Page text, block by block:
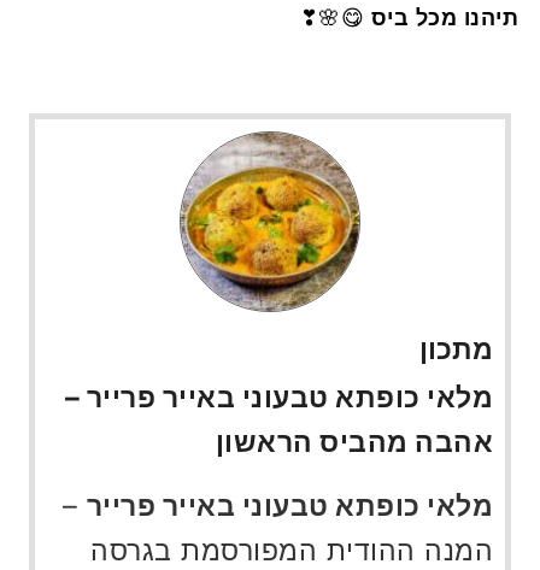
תיהנו מכל ביס 😋🌸❣
מתכון
מלאי כופתא טבעוני באייר פרייר –
אהבה מהביס הראשון
מלאי כופתא טבעוני באייר פרייר –
המנה ההודית המפורסמת בגרסה